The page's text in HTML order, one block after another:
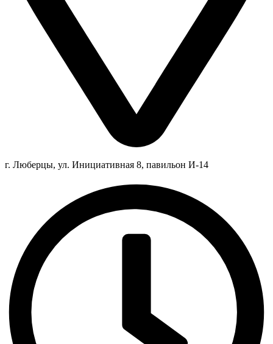
г. Люберцы, ул. Инициативная 8, павильон И-14